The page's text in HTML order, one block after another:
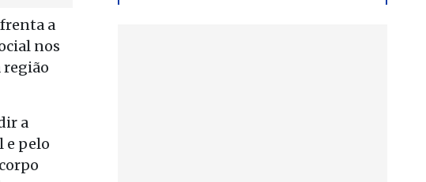
a
nos
região
a
e pelo